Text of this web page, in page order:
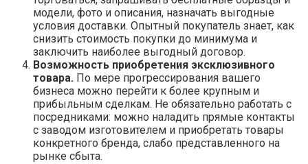
модели, фото и описания, назначать выгодные
условия доставки. Опытный покупатель знает, как
снизить стоимость покупки до минимума и
заключить наиболее выгодный договор.
Возможность приобретения эксклюзивного
товара. По мере прогрессирования вашего
бизнеса можно перейти к более крупным и
прибыльным сделкам. Не обязательно работать с
посредниками: можно наладить прямые контакты
с заводом изготовителем и приобретать товары
конкретного бренда, слабо представленного на
рынке сбыта.